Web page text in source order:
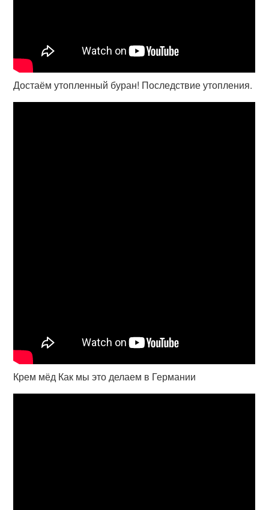
Достаём утопленный буран! Последствие утопления.
Крем мёд Как мы это делаем в Германии